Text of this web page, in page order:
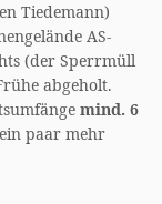
Tiedemann)
AS-
(der Sperrmüll
abgeholt.
mind. 6
paar mehr